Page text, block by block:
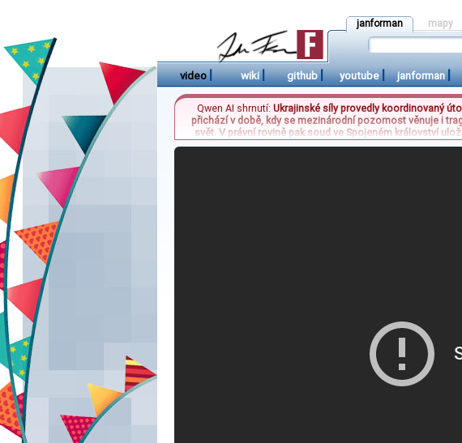
janforman
mapy
video | wiki | github | youtube | janforman |
Qwen AI shrnutí: Ukrajinské síly provedly koordinovaný
přichází v době, kdy se mezinárodní pozornost věnuje i
svět. V právní rovině pak soud ve Spojeném království
oddanost a způsobil dvě lidské oběti. Zatímco tyto